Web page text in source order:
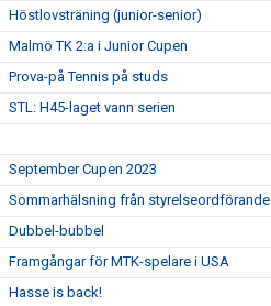
Höstlovsträning (junior-senior)
Malmö TK 2:a i Junior Cupen
Prova-på Tennis på studs
STL: H45-laget vann serien
September Cupen 2023
Sommarhälsning från styrelseordförande
Dubbel-bubbel
Framgångar för MTK-spelare i USA
Hasse is back!